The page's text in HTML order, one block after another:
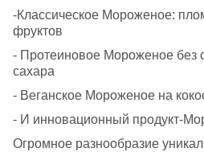
-Классическое Мороженое:
фруктов
- Протеиновое Мороженое без
сахара
- Веганское Мороженое на
- И инновационный продукт-
Огромное разнообразие